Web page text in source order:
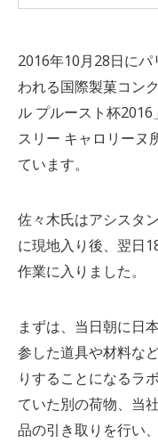
2016年10月28日に
われる国際製菓コン
ル プルースト杯
スリー キャロリーヌ
ています。
佐々木氏はアシスタ
に現地入り後、翌日
作業に入りました。
まずは、当日朝に日
参した道具や材料な
りすることになるラ
ていた別の荷物、当
品の引き取りを行い